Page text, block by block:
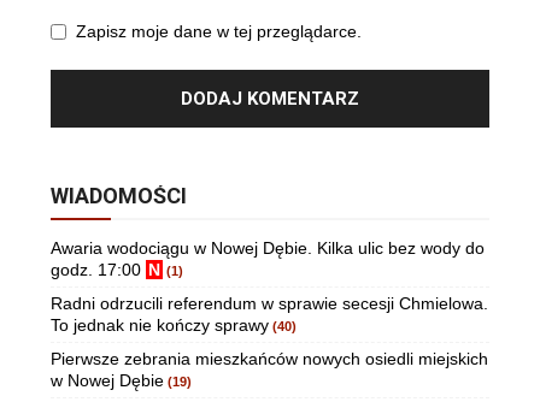
Zapisz moje dane w tej przeglądarce.
WIADOMOŚCI
Awaria wodociągu w Nowej Dębie. Kilka ulic bez wody do
godz. 17:00 N (1)
Radni odrzucili referendum w sprawie secesji Chmielowa.
To jednak nie kończy sprawy (40)
Pierwsze zebrania mieszkańców nowych osiedli miejskich
w Nowej Dębie (19)